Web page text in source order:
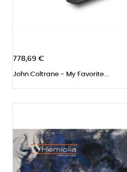
778,69 €
John Coltrane - My Favorite...